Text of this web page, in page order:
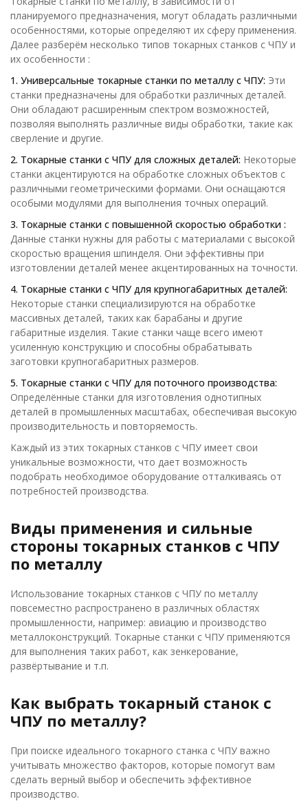
планируемого предназначения, могут обладать различными
особенностями, которые определяют их сферу применения.
Далее разберём несколько типов токарных станков с ЧПУ и
их особенности :
1. Универсальные токарные станки по металлу с ЧПУ: Эти
станки предназначены для обработки различных деталей.
Они обладают расширенным спектром возможностей,
позволяя выполнять различные виды обработки, такие как
сверление и другие.
2. Токарные станки с ЧПУ для сложных деталей: Некоторые
станки акцентируются на обработке сложных объектов с
различными геометрическими формами. Они оснащаются
особыми модулями для выполнения точных операций.
3. Токарные станки с повышенной скоростью обработки :
Данные станки нужны для работы с материалами с высокой
скоростью вращения шпинделя. Они эффективны при
изготовлении деталей менее акцентированных на точности.
4. Токарные станки с ЧПУ для крупногабаритных деталей:
Некоторые станки специализируются на обработке
массивных деталей, таких как барабаны и другие
габаритные изделия. Такие станки чаще всего имеют
усиленную конструкцию и способны обрабатывать
заготовки крупногабаритных размеров.
5. Токарные станки с ЧПУ для поточного производства:
Определённые станки для изготовления однотипных
деталей в промышленных масштабах, обеспечивая высокую
производительность и повторяемость.
Каждый из этих токарных станков с ЧПУ имеет свои
уникальные возможности, что дает возможность
подобрать необходимое оборудование отталкиваясь от
потребностей производства.
Виды применения и сильные
стороны токарных станков с ЧПУ
по металлу
Использование токарных станков с ЧПУ по металлу
повсеместно распространено в различных областях
промышленности, например: авиацию и производство
металлоконструкций. Токарные станки с ЧПУ применяются
для выполнения таких работ, как зенкерование,
развёртывание и т.п.
Как выбрать токарный станок с
ЧПУ по металлу?
При поиске идеального токарного станка с ЧПУ важно
учитывать множество факторов, которые помогут вам
сделать верный выбор и обеспечить эффективное
производство.